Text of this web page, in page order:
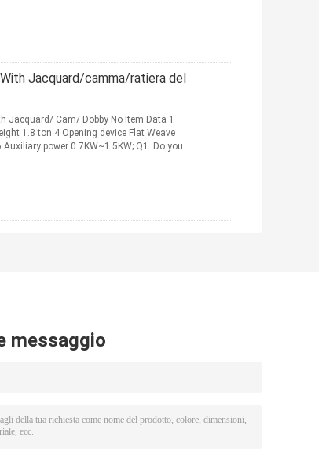
Jacquard/camma/ratiera del
Jacquard/ Cam/ Dobby No Item Data 1
1.8 ton 4 Opening device Flat Weave
power 0.7KW~1.5KW; Q1. Do you
messaggio